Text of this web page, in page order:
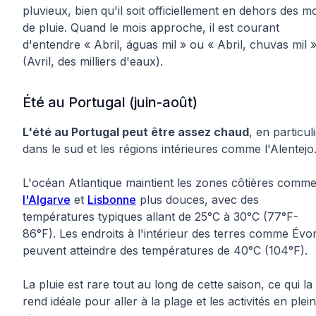
pluvieux, bien qu'il soit officiellement en dehors des
de pluie. Quand le mois approche, il est courant
d'entendre « Abril, águas mil » ou « Abril, chuvas mil »
(Avril, des milliers d'eaux).
Été au Portugal (juin-août)
L'été au Portugal peut être assez chaud, en
dans le sud et les régions intérieures comme l'Alentejo.
L'océan Atlantique maintient les zones côtières comme
l'Algarve et Lisbonne plus douces, avec des
températures typiques allant de 25°C à 30°C (77°F-
86°F). Les endroits à l'intérieur des terres comme
peuvent atteindre des températures de 40°C (104°F).
La pluie est rare tout au long de cette saison, ce qui la
rend idéale pour aller à la plage et les activités en plein